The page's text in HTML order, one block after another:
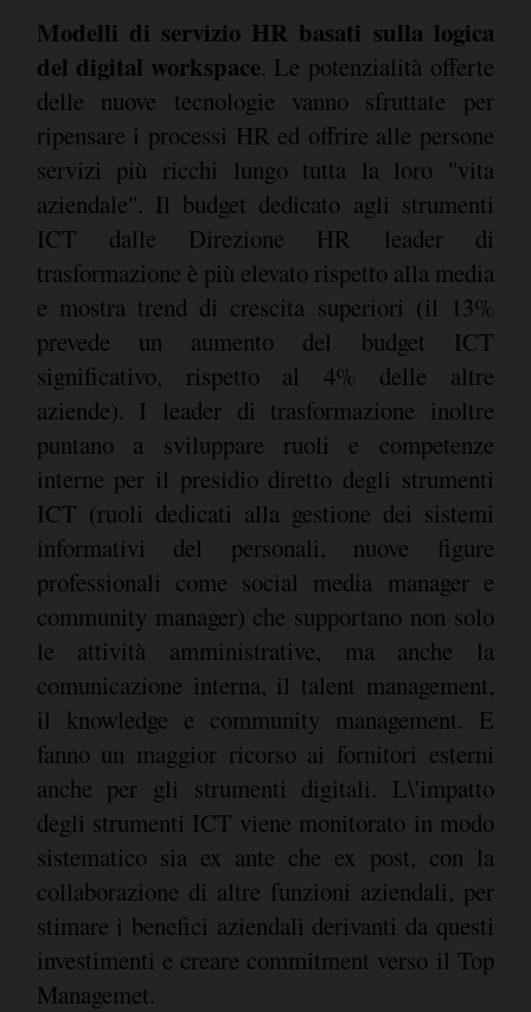
Modelli di servizio HR basati sulla logica
del digital workspace. Le potenzialità offerte
delle nuove tecnologie vanno sfruttate per
ripensare i processi HR ed offrire alle persone
servizi più ricchi lungo tutta la loro "vita
aziendale". Il budget dedicato agli strumenti
ICT dalle Direzione HR leader di
trasformazione è più elevato rispetto alla media
e mostra trend di crescita superiori (il 13%
prevede un aumento del budget ICT
significativo, rispetto al 4% delle altre
aziende). I leader di trasformazione inoltre
puntano a sviluppare ruoli e competenze
interne per il presidio diretto degli strumenti
ICT (ruoli dedicati alla gestione dei sistemi
informativi del personali, nuove figure
professionali come social media manager e
community manager) che supportano non solo
le attività amministrative, ma anche la
comunicazione interna, il talent management,
il knowledge e community management. E
fanno un maggior ricorso ai fornitori esterni
anche per gli strumenti digitali. L\'impatto
degli strumenti ICT viene monitorato in modo
sistematico sia ex ante che ex post, con la
collaborazione di altre funzioni aziendali, per
stimare i benefici aziendali derivanti da questi
investimenti e creare commitment verso il Top
Managemet.